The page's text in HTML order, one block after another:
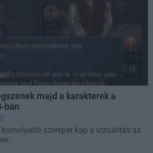
majd a karakterek a
ban
szerepet kap a vizualitás az